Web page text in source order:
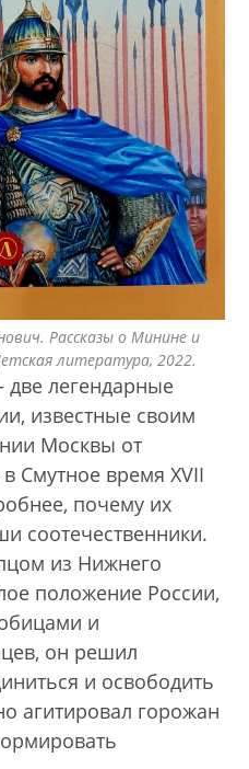
Рассказы о Минине и
литература, 2022.
легендарные
известные своим
Москвы от
Смутное время XVII
почему их
соотечественники.
из Нижнего
положение России,
и
он решил
и освободить
агитировал горожан